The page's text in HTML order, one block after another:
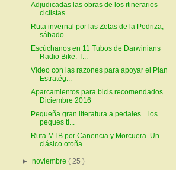
Adjudicadas las obras de los itinerarios
ciclistas...
Ruta invernal por las Zetas de la Pedriza,
sábado ...
Escúchanos en 11 Tubos de Darwinians
Radio Bike. T...
Vídeo con las razones para apoyar el Plan
Estratég...
Aparcamientos para bicis recomendados.
Diciembre 2016
Pequeña gran literatura a pedales... los
peques ti...
Ruta MTB por Canencia y Morcuera. Un
clásico otoña...
►noviembre( 25 )